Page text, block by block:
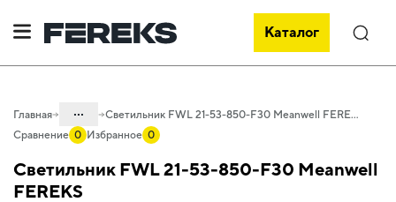
Каталог Поиск
Главная ...
Проектное освещение FEREKS
Светильник FWL 21-53-850-F30 Meanwell FEREKS
Сравнение 0 Избранное 0
Светильник FWL 21-53-850-F30 Meanwell
FEREKS